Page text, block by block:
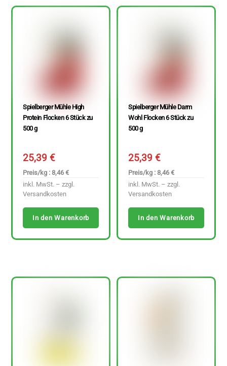
Spielberger Mühle High
Protein Flocken 6 Stück zu
500 g
25,39€
Preis/kg : 8,46 €
inkl. MwSt. – zzgl.
Versandkosten
In den Warenkorb
Spielberger Mühle Darm
Wohl Flocken 6 Stück zu
500 g
25,39€
Preis/kg : 8,46 €
inkl. MwSt. – zzgl.
Versandkosten
In den Warenkorb